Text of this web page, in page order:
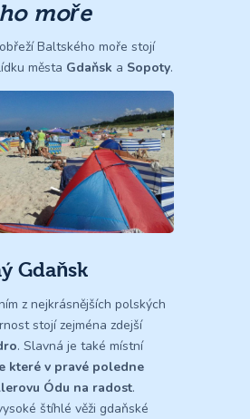
moře
Baltského moře stojí
města Gdaňsk a Sopoty.
Gdaňsk
z nejkrásnějších polských
stojí zejména zdejší
. Slavná je také místní
které v pravé poledne
Ódu na radost.
štíhlé věži gdaňské